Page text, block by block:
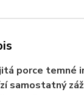
porce temné
samostatný